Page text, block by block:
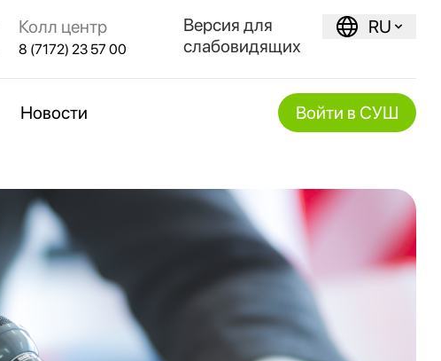
Колл центр
8 (7172) 23 57 00
Версия для
слабовидящих
RU
Новости Войти в СУШ